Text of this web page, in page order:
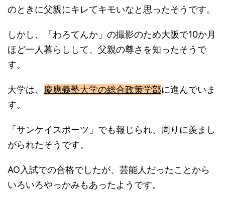
のときに父親にキレてキモいなと思ったそうです。
しかし、「わろてんか」の撮影のため大阪で10か月
ほど一人暮らしして、父親の尊さを知ったそうで
す。
大学は、 慶應義塾大学の総合政策学部に進んでいま
す。
「サンケイスポーツ」でも報じられ、周りに羨まし
がられたそうです。
AO入試での合格でしたが、芸能人だったことから
いろいろやっかみもあったようです。